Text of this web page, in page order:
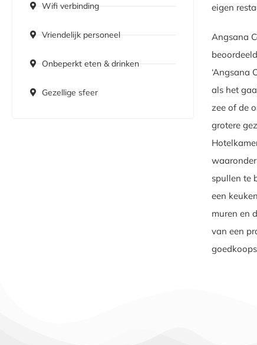
Wifi verbinding
Vriendelijk personeel
Onbeperkt eten & drinken
Gezellige sfeer
eigen
Angsana
‘Angsana
als het
zee of de
grotere
spullen te
een
muren en
van een